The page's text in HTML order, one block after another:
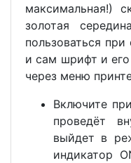
максимальная!)
золотая
пользоваться
и сам шрифт и
через меню
Включите
проведёт
выйдет в
индикатор